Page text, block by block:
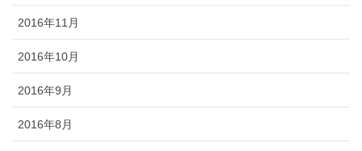
2016年11月
2016年10月
2016年9月
2016年8月